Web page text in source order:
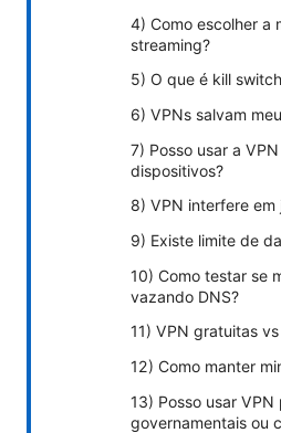
4) Como escolher a
streaming?
5) O que é kill
6) VPNs salvam
7) Posso usar a
dispositivos?
8) VPN interfere em
9) Existe limite de
10) Como testar se
vazando DNS?
11) VPN gratuitas
12) Como manter
13) Posso usar VPN
governamentais ou